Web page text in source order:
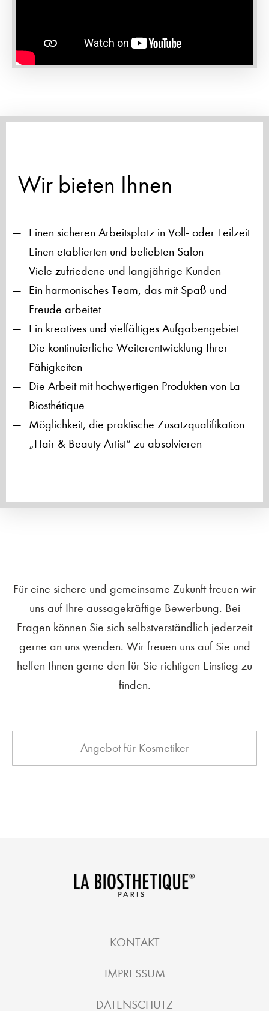
Wir bieten Ihnen
Einen sicheren Arbeitsplatz in Voll- oder Teilzeit
Einen etablierten und beliebten Salon
Viele zufriedene und langjährige Kunden
Ein harmonisches Team, das mit Spaß und
Freude arbeitet
Ein kreatives und vielfältiges Aufgabengebiet
Die kontinuierliche Weiterentwicklung Ihrer
Fähigkeiten
Die Arbeit mit hochwertigen Produkten von La
Biosthétique
Möglichkeit, die praktische Zusatzqualifikation
„Hair & Beauty Artist“ zu absolvieren
Für eine sichere und gemeinsame Zukunft freuen wir
uns auf Ihre aussagekräftige Bewerbung. Bei
Fragen können Sie sich selbstverständlich jederzeit
gerne an uns wenden. Wir freuen uns auf Sie und
helfen Ihnen gerne den für Sie richtigen Einstieg zu
finden.
Angebot für Kosmetiker
KONTAKT
IMPRESSUM
DATENSCHUTZ